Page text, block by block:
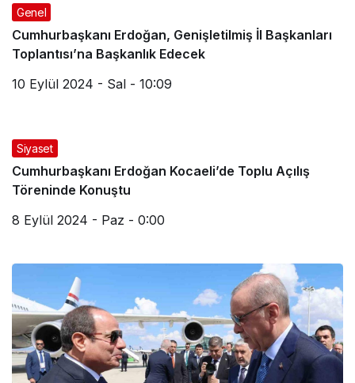
Genel
Cumhurbaşkanı Erdoğan, Genişletilmiş İl Başkanları
Toplantısı’na Başkanlık Edecek
10 Eylül 2024 - Sal - 10:09
Siyaset
Cumhurbaşkanı Erdoğan Kocaeli’de Toplu Açılış
Töreninde Konuştu
8 Eylül 2024 - Paz - 0:00